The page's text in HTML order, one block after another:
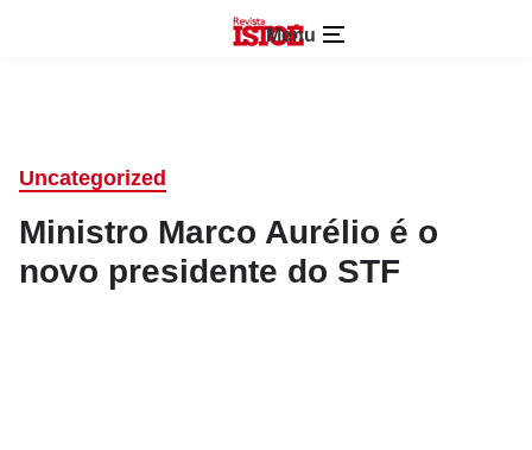
Menu
Uncategorized
Ministro Marco Aurélio é o
novo presidente do STF